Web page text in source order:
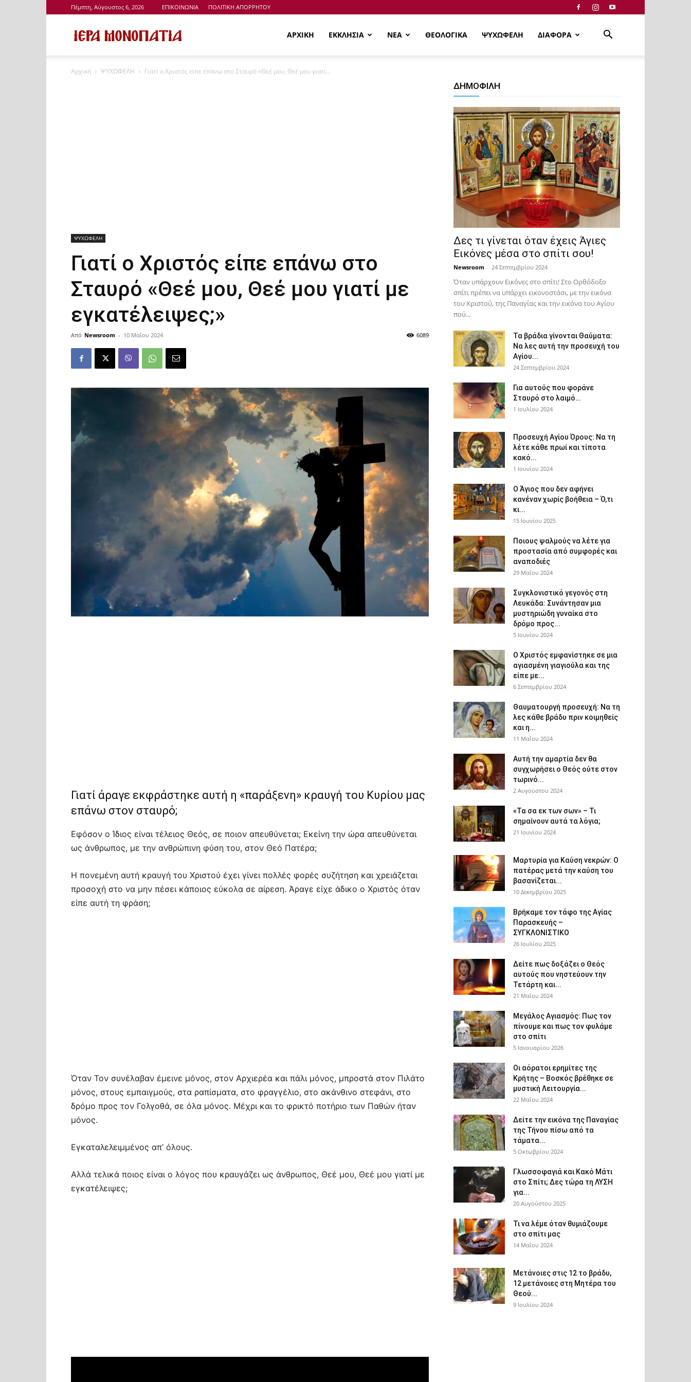
Πέμπτη, Αύγουστος 6, 2026 ΕΠΙΚΟΙΝΩΝΙΑ ΠΟΛΙΤΙΚΗ ΑΠΟΡΡΗΤΟΥ
Μονοπάτια
ΑΡΧΙΚΗ ΕΚΚΛΗΣΙΑ ΝΕΑ ΘΕΟΛΟΓΙΚΑ ΨΥΧΩΦΕΛΗ ΔΙΑΦΟΡΑ
Αρχική ΨΥΧΩΦΕΛΗ Γιατί ο Χριστός είπε επάνω στο Σταυρό «Θεέ μου, Θεέ μου γιατί...
ΨΥΧΩΦΕΛΗ
Γιατί ο Χριστός είπε επάνω στο
Σταυρό «Θεέ μου, Θεέ μου γιατί με
εγκατέλειψες;»
Από Newsroom - 10 Μαΐου 2024 6089
Γιατί άραγε εκφράστηκε αυτή η «παράξενη» κραυγή του Κυρίου μας
επάνω στον σταυρό;
Εφόσον ο Ίδιος είναι τέλειος Θεός, σε ποιον απευθύνεται; Εκείνη την ώρα απευθύνεται
ως άνθρωπος, με την ανθρώπινη φύση του, στον Θεό Πατέρα;
Η πονεμένη αυτή κραυγή του Χριστού έχει γίνει πολλές φορές συζήτηση και χρειάζεται
προσοχή στο να μην πέσει κάποιος εύκολα σε αίρεση. Άραγε είχε άδικο ο Χριστός όταν
είπε αυτή τη φράση;
Όταν Τον συνέλαβαν έμεινε μόνος, στον Αρχιερέα και πάλι μόνος, μπροστά στον Πιλάτο
μόνος, στους εμπαιγμούς, στα ραπίσματα, στο φραγγέλιο, στο ακάνθινο στεφάνι, στο
δρόμο προς τον Γολγοθά, σε όλα μόνος. Μέχρι και το φρικτό ποτήριο των Παθών ήταν
μόνος.
Εγκαταλελειμμένος απ’ όλους.
Αλλά τελικά ποιος είναι ο λόγος που κραυγάζει ως άνθρωπος, Θεέ μου, Θεέ μου γιατί με
εγκατέλειψες;
ΔΗΜΟΦΙΛΗ
Δες τι γίνεται όταν έχεις Άγιες
Εικόνες μέσα στο σπίτι σου!
Newsroom - 24 Σεπτεμβρίου 2024
Όταν υπάρχουν Εικόνες στο σπίτι! Στο Ορθόδοξο
σπίτι πρέπει να υπάρχει εικονοστάσι, με την εικόνα
του Χριστού, της Παν­αγίας και την εικόνα του Αγίου
πού...
Τα βράδια γίνονται Θαύματα:
Να λες αυτή την προσευχή του
Αγίου...
24 Σεπτεμβρίου 2024
Για αυτούς που φοράνε
Σταυρό στο λαιμό…
1 Ιουλίου 2024
Προσευχή Αγίου Όρους: Να τη
λέτε κάθε πρωί και τίποτα
κακό...
1 Ιουνίου 2024
Ο Άγιος που δεν αφήνει
κανέναν χωρίς βοήθεια – Ό,τι
κι...
15 Ιουνίου 2025
Ποιους ψαλμούς να λέτε για
προστασία από συμφορές και
αναποδιές
29 Μαΐου 2024
Συγκλονιστικό γεγονός στη
Λευκάδα: Συνάντησαν μια
μυστηριώδη γυναίκα στο
δρόμο προς...
5 Ιουνίου 2024
Ο Χριστός εμφανίστηκε σε μια
αγιασμένη γιαγιούλα και της
είπε με...
6 Σεπτεμβρίου 2024
Θαυματουργή προσευχή: Να τη
λες κάθε βράδυ πριν κοιμηθείς
και η...
11 Μαΐου 2024
Αυτή την αμαρτία δεν θα
συγχωρήσει ο Θεός ούτε στον
τωρινό...
2 Αυγούστου 2024
«Τα σα εκ των σων» – Τι
σημαίνουν αυτά τα λόγια;
21 Ιουνίου 2024
Μαρτυρία για Καύση νεκρών: Ο
πατέρας μετά την καύση του
βασανίζεται...
10 Δεκεμβρίου 2025
Βρήκαμε τον τάφο της Αγίας
Παρασκευής –
ΣΥΓΚΛΟΝΙΣΤΙΚΟ
26 Ιουλίου 2025
Δείτε πως δοξάζει ο Θεός
αυτούς που νηστεύουν την
Τετάρτη και...
21 Μαΐου 2024
Μεγάλος Αγιασμός: Πως τον
πίνουμε και πως τον φυλάμε
στο σπίτι
5 Ιανουαρίου 2026
Οι αόρατοι ερημίτες της
Κρήτης – Βοσκός βρέθηκε σε
μυστική Λειτουργία...
22 Μαΐου 2024
Δείτε την εικόνα της Παναγίας
της Τήνου πίσω από τα
τάματα...
5 Οκτωβρίου 2024
Γλωσσοφαγιά και Κακό Μάτι
στο Σπίτι; Δες τώρα τη ΛΥΣΗ
για...
20 Αυγούστου 2025
Τι να λέμε όταν θυμιάζουμε
στο σπίτι μας
14 Μαΐου 2024
Μετάνοιες στις 12 το βράδυ,
12 μετάνοιες στη Μητέρα του
Θεού...
9 Ιουλίου 2024